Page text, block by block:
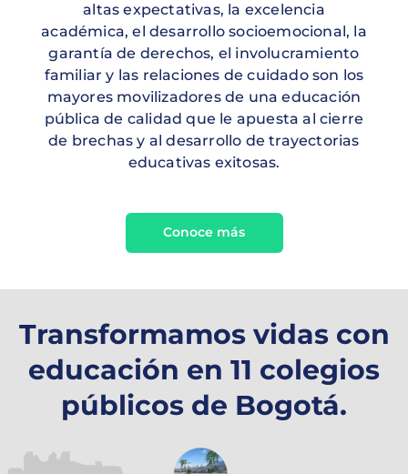
altas expectativas, la excelencia
académica, el desarrollo socioemocional, la
garantía de derechos, el involucramiento
familiar y las relaciones de cuidado son los
mayores movilizadores de una educación
pública de calidad que le apuesta al cierre
de brechas y al desarrollo de trayectorias
educativas exitosas.
Conoce más
Transformamos vidas con
educación en 11 colegios
públicos de Bogotá.